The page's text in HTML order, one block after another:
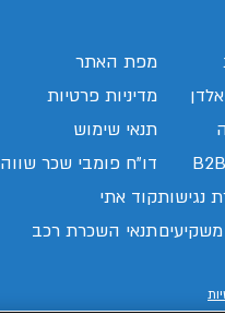
נגישות
מפת האתר
מדיניות פרטיות
תנאי שימוש
דו"ח פומבי שכר שווה
קוד אתי
תנאי השכרת רכב